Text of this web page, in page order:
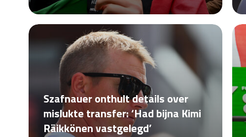
Szafnauer onthult details over
mislukte transfer: ‘Had bijna Kimi
Räikkönen vastgelegd’